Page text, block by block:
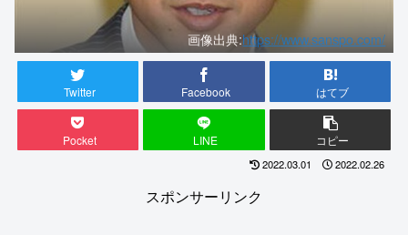
画像出典:https://www.sanspo.com/
Twitter Facebook はてブ
Pocket LINE コピー
2022.03.01 2022.02.26
スポンサーリンク